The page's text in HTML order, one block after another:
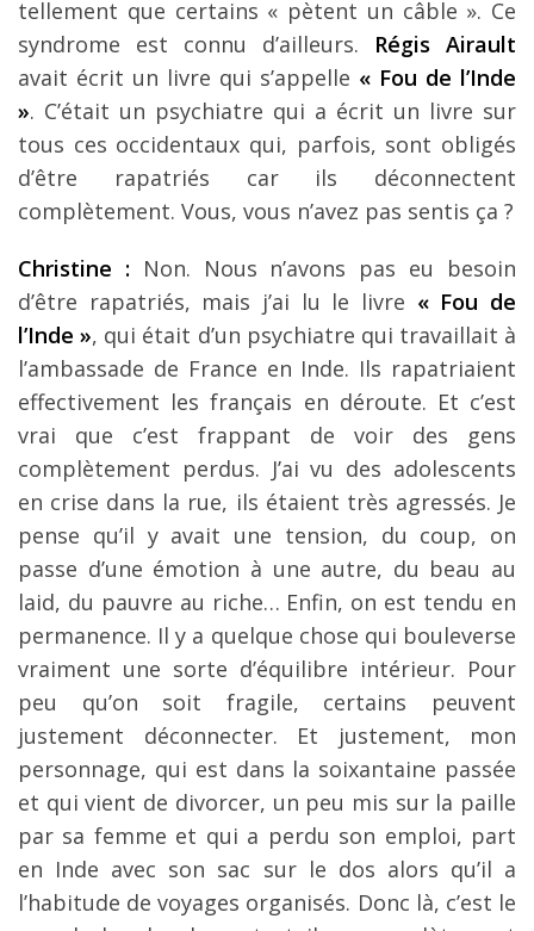
tellement que certains « pètent un câble ». Ce
syndrome est connu d’ailleurs. Régis Airault
avait écrit un livre qui s’appelle « Fou de l’Inde
». C’était un psychiatre qui a écrit un livre sur
tous ces occidentaux qui, parfois, sont obligés
d’être rapatriés car ils déconnectent
complètement. Vous, vous n’avez pas sentis ça ?
Christine :Non. Nous n’avons pas eu besoin
d’être rapatriés, mais j’ai lu le livre « Fou de
l’Inde », qui était d’un psychiatre qui travaillait à
l’ambassade de France en Inde. Ils rapatriaient
effectivement les français en déroute. Et c’est
vrai que c’est frappant de voir des gens
complètement perdus. J’ai vu des adolescents
en crise dans la rue, ils étaient très agressés. Je
pense qu’il y avait une tension, du coup, on
passe d’une émotion à une autre, du beau au
laid, du pauvre au riche… Enfin, on est tendu en
permanence. Il y a quelque chose qui bouleverse
vraiment une sorte d’équilibre intérieur. Pour
peu qu’on soit fragile, certains peuvent
justement déconnecter. Et justement, mon
personnage, qui est dans la soixantaine passée
et qui vient de divorcer, un peu mis sur la paille
par sa femme et qui a perdu son emploi, part
en Inde avec son sac sur le dos alors qu’il a
l’habitude de voyages organisés. Donc là, c’est le